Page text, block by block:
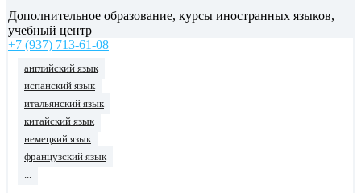
Дополнительное образование, курсы иностранных языков,
учебный центр
+7 (937) 713-61-08
английский язык
испанский язык
итальянский язык
китайский язык
немецкий язык
французский язык
...